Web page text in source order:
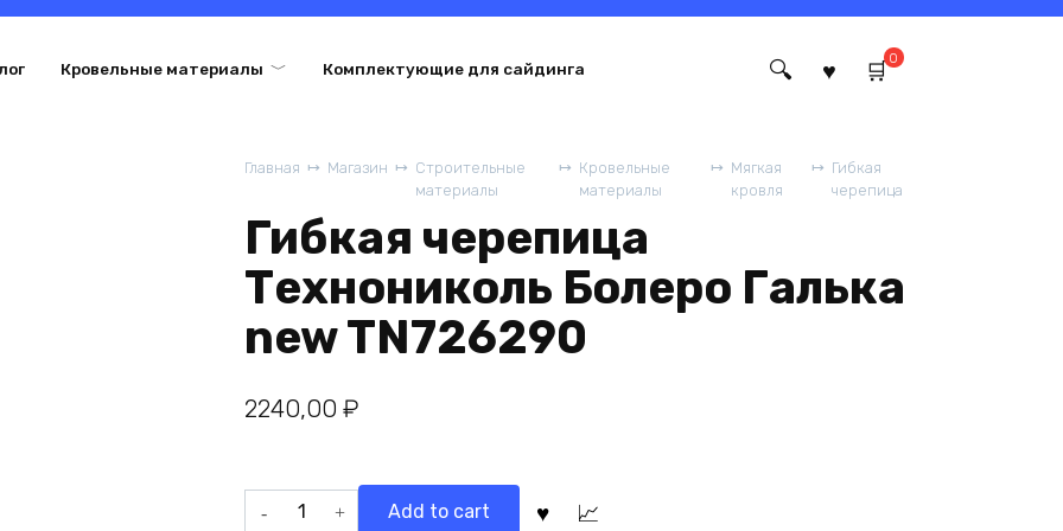
Кровельные материалы Комплектующие для сайдинга
0
Главная Магазин
Строительные
материалы
Кровельные
материалы
Мягкая
кровля
Гибкая
черепица
Гибкая черепица
Технониколь Болеро Галька
new TN726290
2240,00 ₽
Гибкая
Add to cart